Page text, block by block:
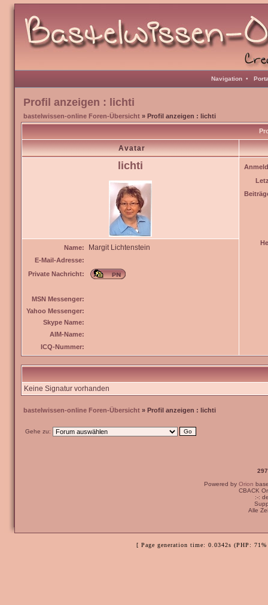
Navigation •
Profil anzeigen : lichti
bastelwissen-online Foren-Übersicht » Profil anzeigen : lichti
Avatar
lichti
Name: Margit Lichtenstein
E-Mail-Adresse:
Private Nachricht:
MSN Messenger:
Yahoo Messenger:
Skype Name:
AIM-Name:
ICQ-Nummer:
Keine Signatur vorhanden
bastelwissen-online Foren-Übersicht » Profil anzeigen : lichti
Gehe zu:
Powered by Orion
CBACK
:-:
Alle
[ Page generation time: 0.0342s (PHP: